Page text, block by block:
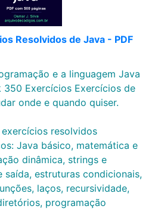
Resolvidos de Java - PDF
e a linguagem Java
350 Exercícios Exercícios de
onde e quando quiser.
resolvidos
Java básico, matemática e
dinâmica, strings e
saída, estruturas condicionais,
laços, recursividade,
programação